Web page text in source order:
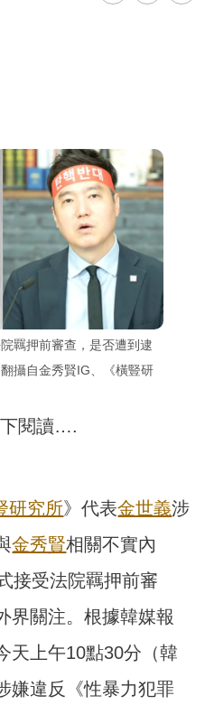
羈押前審查，是否遭到逮
攝自金秀賢IG、《橫豎研
閱讀….
研究所》代表金世義涉
金秀賢相關不實內
接受法院羈押前審
界關注。根據韓媒報
天上午10點30分（韓
嫌違反《性暴力犯罪